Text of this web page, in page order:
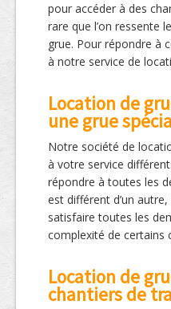
pour accéder à des
rare que l’on ressente
grue. Pour répondre à
à notre service de
Location de
une grue
Notre société de
à votre service
répondre à toutes les
est différent d’un
satisfaire toutes les
complexité de certains
Location de
chantiers de